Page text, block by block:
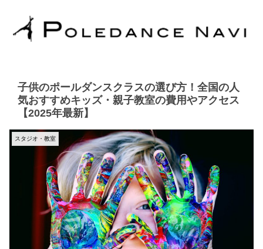
子供のポールダンスクラスの選び方！全国の人
気おすすめキッズ・親子教室の費用やアクセス
【2025年最新】
スタジオ・教室